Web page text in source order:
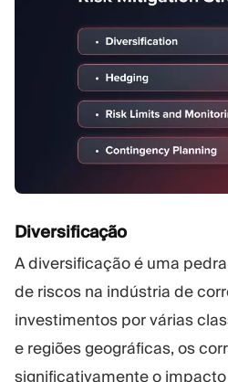
Diversificação
A diversificação é uma
de riscos na indústria de
investimentos por várias
e regiões geográficas, os
significativamente o